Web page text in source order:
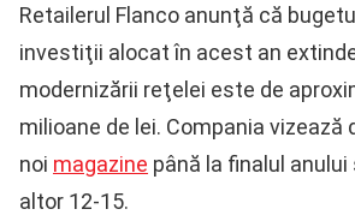
Retailerul Flanco anunţă că
investiţii alocat în acest an
modernizării reţelei este de
milioane de lei. Compania vizează
noi magazine până la finalul
altor 12-15.